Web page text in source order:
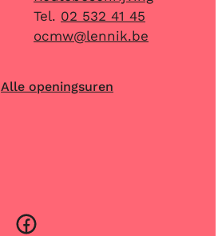
02 532 41 45
E-mailocmw@lennik.be
Alle openingsuren